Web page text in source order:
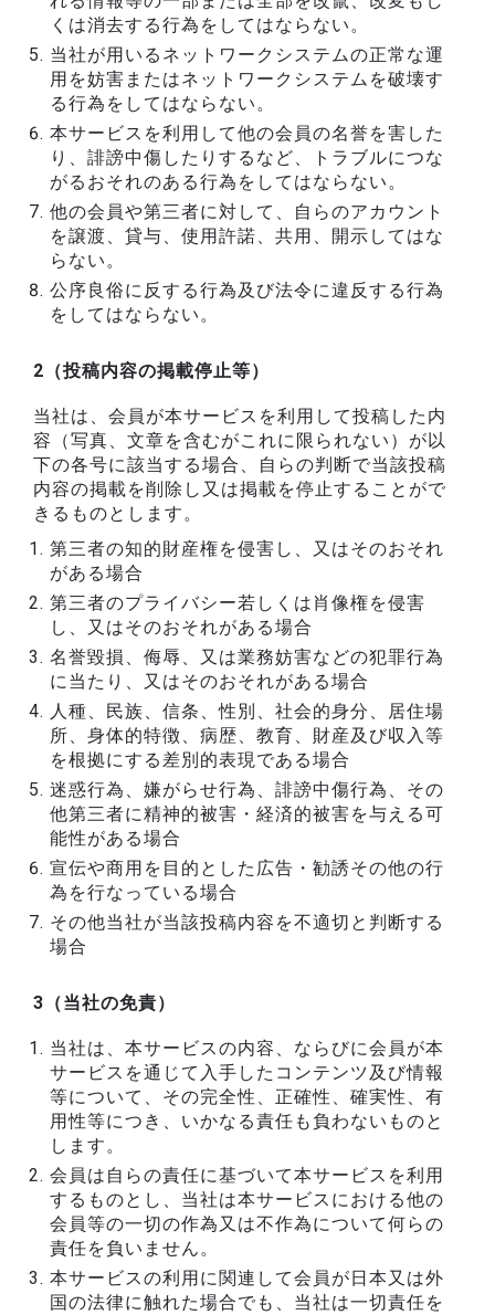
くは消去する行為をしてはならない。
当社が用いるネットワークシステムの正常な運
用を妨害またはネットワークシステムを破壊す
る行為をしてはならない。
本サービスを利用して他の会員の名誉を害した
り、誹謗中傷したりするなど、トラブルにつな
がるおそれのある行為をしてはならない。
他の会員や第三者に対して、自らのアカウント
を譲渡、貸与、使用許諾、共用、開示してはな
らない。
公序良俗に反する行為及び法令に違反する行為
をしてはならない。
2（投稿内容の掲載停止等）
当社は、会員が本サービスを利用して投稿した内
容（写真、文章を含むがこれに限られない）が以
下の各号に該当する場合、自らの判断で当該投稿
内容の掲載を削除し又は掲載を停止することがで
きるものとします。
第三者の知的財産権を侵害し、又はそのおそれ
がある場合
第三者のプライバシー若しくは肖像権を侵害
し、又はそのおそれがある場合
名誉毀損、侮辱、又は業務妨害などの犯罪行為
に当たり、又はそのおそれがある場合
人種、民族、信条、性別、社会的身分、居住場
所、身体的特徴、病歴、教育、財産及び収入等
を根拠にする差別的表現である場合
迷惑行為、嫌がらせ行為、誹謗中傷行為、その
他第三者に精神的被害・経済的被害を与える可
能性がある場合
宣伝や商用を目的とした広告・勧誘その他の行
為を行なっている場合
その他当社が当該投稿内容を不適切と判断する
場合
3（当社の免責）
当社は、本サービスの内容、ならびに会員が本
サービスを通じて入手したコンテンツ及び情報
等について、その完全性、正確性、確実性、有
用性等につき、いかなる責任も負わないものと
します。
会員は自らの責任に基づいて本サービスを利用
するものとし、当社は本サービスにおける他の
会員等の一切の作為又は不作為について何らの
責任を負いません。
本サービスの利用に関連して会員が日本又は外
国の法律に触れた場合でも、当社は一切責任を